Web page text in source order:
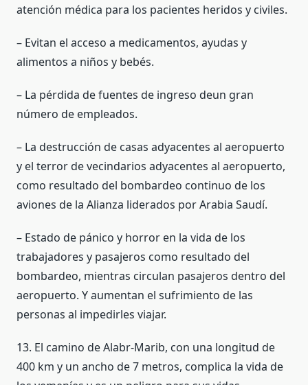
atención médica para los pacientes heridos y civiles.
– Evitan el acceso a medicamentos, ayudas y
alimentos a niños y bebés.
– La pérdida de fuentes de ingreso deun gran
número de empleados.
– La destrucción de casas adyacentes al aeropuerto
y el terror de vecindarios adyacentes al aeropuerto,
como resultado del bombardeo continuo de los
aviones de la Alianza liderados por Arabia Saudí.
– Estado de pánico y horror en la vida de los
trabajadores y pasajeros como resultado del
bombardeo, mientras circulan pasajeros dentro del
aeropuerto. Y aumentan el sufrimiento de las
personas al impedirles viajar.
13. El camino de Alabr-Marib, con una longitud de
400 km y un ancho de 7 metros, complica la vida de